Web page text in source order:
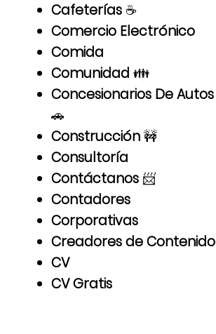
Cafeterías ☕
Comercio Electrónico
Comida
Comunidad 👪
Concesionarios De Autos
🚗
Construcción🚧
Consultoría
Contáctanos 📨
Contadores
Corporativas
Creadores de Contenido
CV
CV Gratis